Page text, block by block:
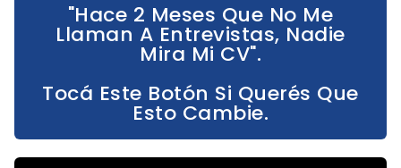
"Hace 2 Meses Que No Me
Llaman A Entrevistas, Nadie
Mira Mi CV".
Tocá Este Botón Si Querés Que
Esto Cambie.